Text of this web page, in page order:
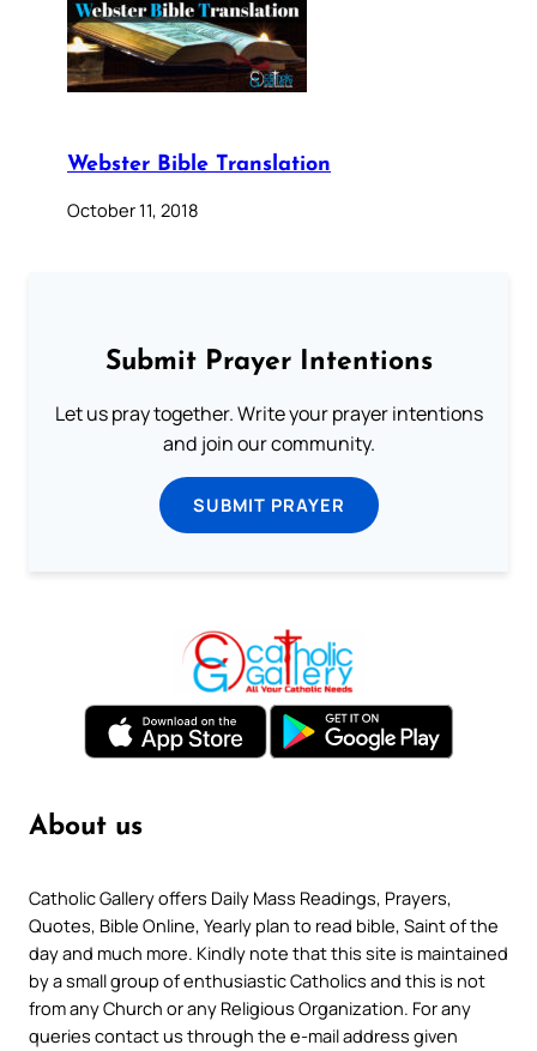
Webster Bible Translation
October 11, 2018
Submit Prayer Intentions
Let us pray together. Write your prayer intentions
and join our community.
SUBMIT PRAYER
About us
Catholic Gallery offers Daily Mass Readings, Prayers,
Quotes, Bible Online, Yearly plan to read bible, Saint of the
day and much more. Kindly note that this site is maintained
by a small group of enthusiastic Catholics and this is not
from any Church or any Religious Organization. For any
queries contact us through the e-mail address given